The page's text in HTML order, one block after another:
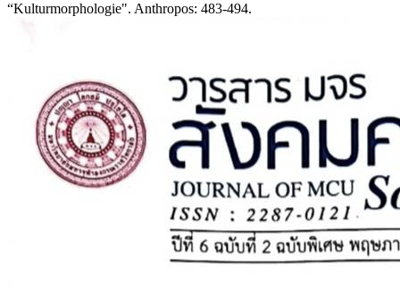
“Kulturmorphologie". Anthropos: 483-494.